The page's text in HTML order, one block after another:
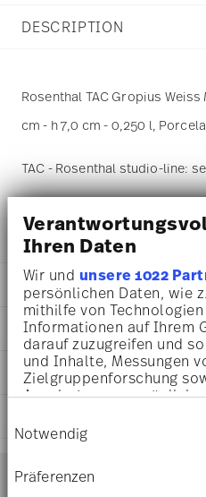
Ihren Daten
Wir und unsere 1022
persönlichen Daten, wie
mithilfe von
Informationen auf Ihrem
darauf zuzugreifen und
und Inhalte, Messungen
Zielgruppenforschung
Angeboten zu
Sie können Ihre
Cookie-Erklärung oder
Privacy Trigger Symbol
Notwendig
Präferenzen
DESCRIPTION
Rosenthal TAC Gropius
cm - h 7,0 cm - 0,250 l,
TAC - Rosenthal studio-line:
DETAILS
Rosenthal
TAC
White
Porcelain
White
11280-
4012434046086
DIMENSIONS
14,20 cm
14,20 cm
10,30 cm
7,00 cm
AWARD WINNER
Ständige Sammlung
Year: 1992
CARE AND SAFETY
Footer